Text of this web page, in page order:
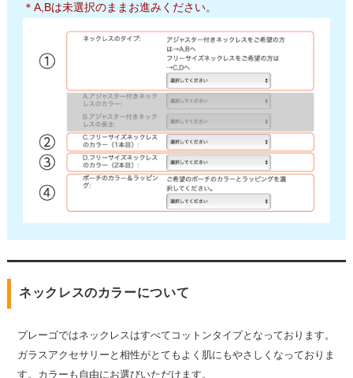
＊A,Bは未選択のままお進みください。
ネックレスのカラーについて
プレーゴではネックレスはすべてコットンタイプとなっております。
ガラスアクセサリーと相性がとてもよく肌にもやさしくなっておりま
す。カラーも自由にお選びいただけます。